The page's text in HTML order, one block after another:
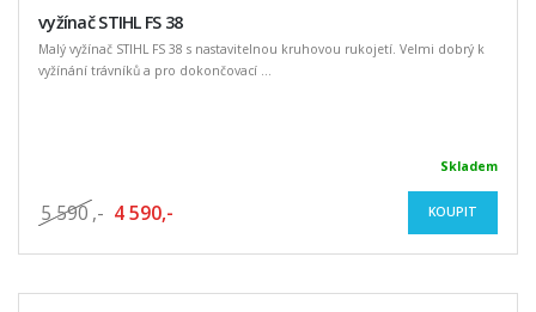
vyžínač STIHL FS 38
Malý vyžínač STIHL FS 38 s nastavitelnou kruhovou rukojetí. Velmi dobrý k
vyžínání trávníků a pro dokončovací ...
Skladem
5 590,- 4 590,- KOUPIT